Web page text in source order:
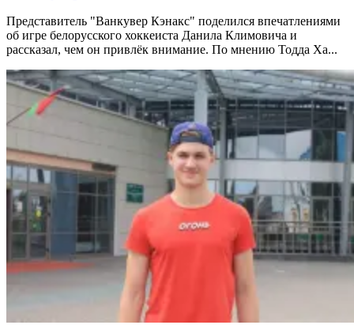
Представитель "Ванкувер Кэнакс" поделился впечатлениями
об игре белорусского хоккеиста Данила Климовича и
рассказал, чем он привлёк внимание. По мнению Тодда Ха...